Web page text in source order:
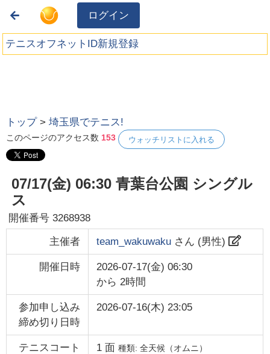
ログイン
テニスオフネットID新規登録
トップ >埼玉県でテニス!
このページのアクセス数 153 ウォッチリストに入れる
07/17(金) 06:30 青葉台公園 シングル
ス
開催番号3268938
主催者 team_wakuwakuさん (男性)
開催日時
2026-07-17(金) 06:30
から 2時間
参加申し込み
締め切り日時
2026-07-16(木) 23:05
テニスコート 1面 種類: 全天候（オムニ）